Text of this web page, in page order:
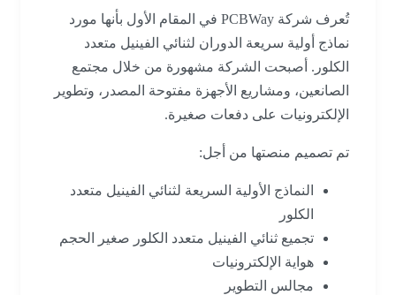
تُعرف شركة PCBWay في المقام الأول بأنها مورد
نماذج أولية سريعة الدوران لثنائي الفينيل متعدد
الكلور. أصبحت الشركة مشهورة من خلال مجتمع
الصانعين، ومشاريع الأجهزة مفتوحة المصدر، وتطوير
الإلكترونيات على دفعات صغيرة.
تم تصميم منصتها من أجل:
النماذج الأولية السريعة لثنائي الفينيل متعدد
الكلور
تجميع ثنائي الفينيل متعدد الكلور صغير الحجم
هواية الإلكترونيات
مجالس التطوير